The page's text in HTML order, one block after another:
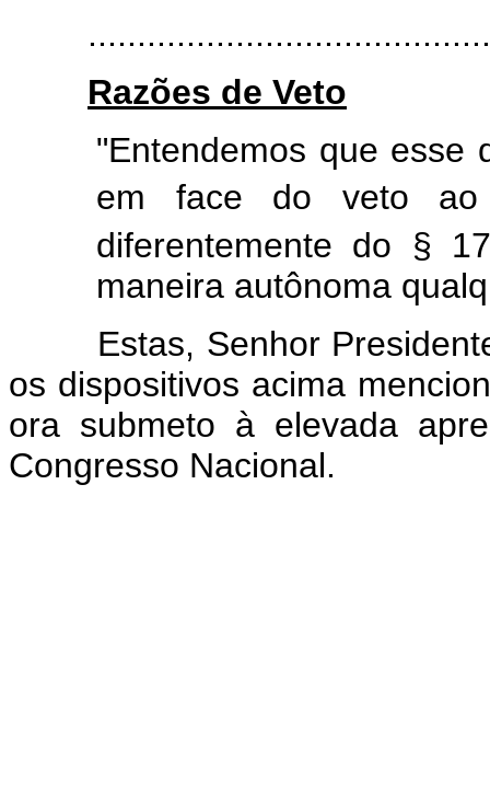
Razões de Veto
"Entendemos que esse
em face do veto
diferentemente do §
maneira autônoma
Estas, Senhor
os dispositivos acima
ora submeto à elevada
Congresso Nacional.